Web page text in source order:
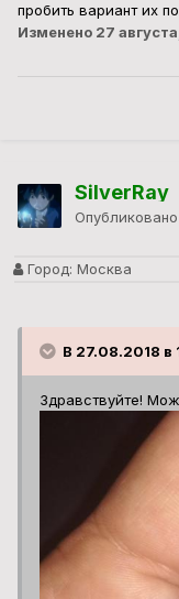
пробить вариант их
Изменено 27
SilverRay
Опубликовано
Город: Москва
В 27.08.2018 в
Здравствуйте!